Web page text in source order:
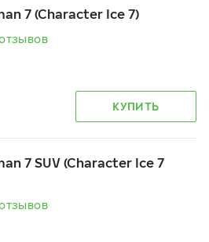
7 (Character Ice 7)
КУПИТЬ
7 SUV (Character Ice 7